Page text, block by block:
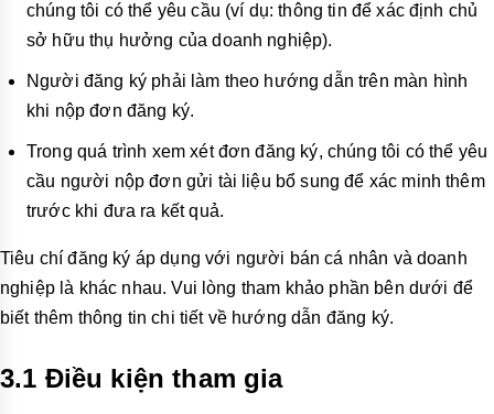
chúng tôi có thể yêu cầu (ví dụ: thông tin để xác định chủ
sở hữu thụ hưởng của doanh nghiệp).
Người đăng ký phải làm theo hướng dẫn trên màn hình
khi nộp đơn đăng ký.
Trong quá trình xem xét đơn đăng ký, chúng tôi có thể yêu
cầu người nộp đơn gửi tài liệu bổ sung để xác minh thêm
trước khi đưa ra kết quả.
Tiêu chí đăng ký áp dụng với người bán cá nhân và doanh
nghiệp là khác nhau. Vui lòng tham khảo phần bên dưới để
biết thêm thông tin chi tiết về hướng dẫn đăng ký.
3.1 Điều kiện tham gia